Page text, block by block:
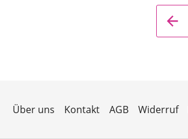
Über uns Kontakt AGB Widerruf